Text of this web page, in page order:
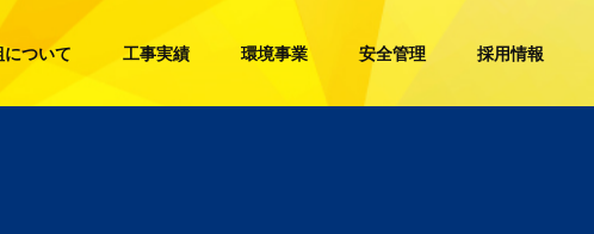
ついて 工事実績 環境事業 安全管理 採用情報